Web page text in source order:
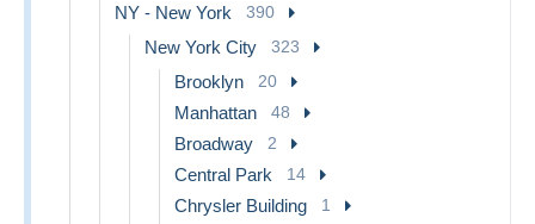
NY - New York 390
New York City 323
Brooklyn 20
Manhattan 48
Broadway 2
Central Park 14
Chrysler Building 1